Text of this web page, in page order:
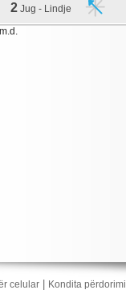
2 Jug - Lindje
celular Kondita përdorimi